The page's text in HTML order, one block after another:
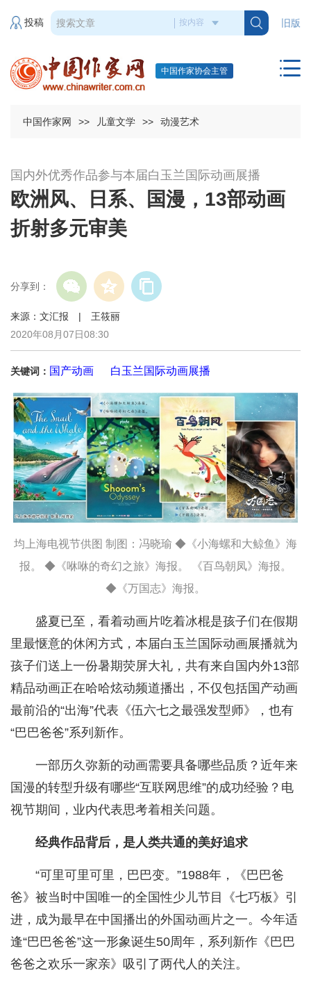
旧版
投稿
中国作家协会主管
中国作家网 >> 儿童文学 >> 动漫艺术
国内外优秀作品参与本届白玉兰国际动画展播
欧洲风、日系、国漫，13部动画
折射多元审美
分享到：
来源：文汇报 | 王筱丽
2020年08月07日08:30
关键词： 国产动画 白玉兰国际动画展播
均上海电视节供图 制图：冯晓瑜 ◆《小海螺和大鲸鱼》海
报。 ◆《咻咻的奇幻之旅》海报。 《百鸟朝凤》海报。
◆《万国志》海报。
盛夏已至，看着动画片吃着冰棍是孩子们在假期
里最惬意的休闲方式，本届白玉兰国际动画展播就为
孩子们送上一份暑期荧屏大礼，共有来自国内外13部
精品动画正在哈哈炫动频道播出，不仅包括国产动画
最前沿的“出海”代表《伍六七之最强发型师》，也有
“巴巴爸爸”系列新作。
一部历久弥新的动画需要具备哪些品质？近年来
国漫的转型升级有哪些“互联网思维”的成功经验？电
视节期间，业内代表思考着相关问题。
经典作品背后，是人类共通的美好追求
“可里可里可里，巴巴变。”1988年，《巴巴爸
爸》被当时中国唯一的全国性少儿节目《七巧板》引
进，成为最早在中国播出的外国动画片之一。今年适
逢“巴巴爸爸”这一形象诞生50周年，系列新作《巴巴
爸爸之欢乐一家亲》吸引了两代人的关注。